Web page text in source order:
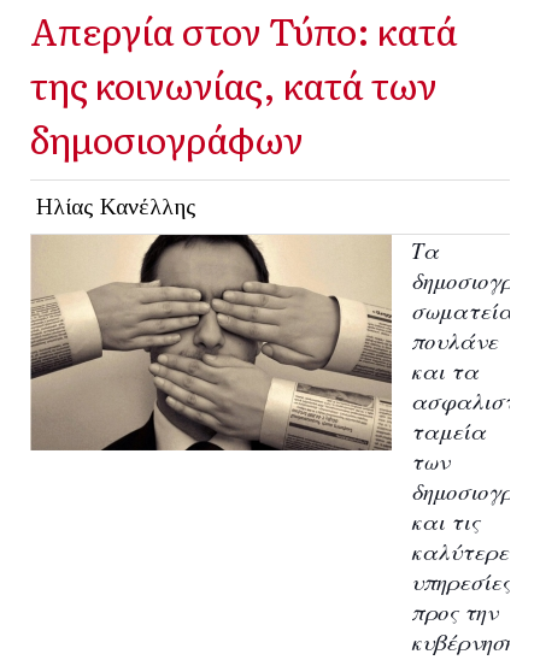
Απεργία στον Τύπο: κατά
της κοινωνίας, κατά των
δημοσιογράφων
Ηλίας Κανέλλης
Τα
σωματεία
πουλάνε
και τα
ταμεία
των
και τις
καλύτερες
υπηρεσίες
προς την
κυβέρνηση